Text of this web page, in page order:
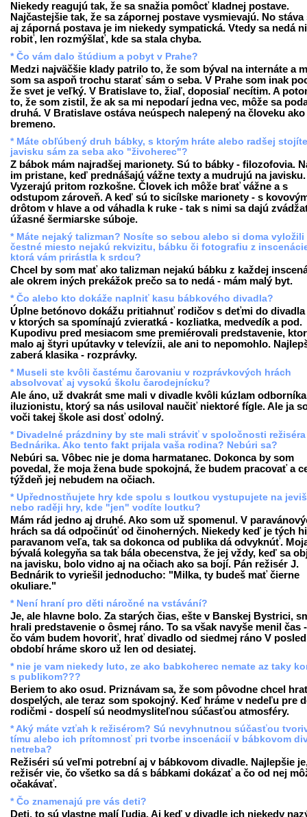
Niekedy reagujú tak, že sa snažia pomôcť kladnej postave.
Najčastejšie tak, že sa zápornej postave vysmievajú. No stáva
aj záporná postava je im niekedy sympatická. Vtedy sa nedá
robiť, len rozmýšlať, kde sa stala chyba.
* Čo vám dalo štúdium a pobyt v Prahe?
Medzi najväčšie klady patrilo to, že som býval na internáte a
som sa aspoň trochu starať sám o seba. V Prahe som inak
že svet je veľký. V Bratislave to, žiaľ, doposiaľ necítim. A
to, že som zistil, že ak sa mi nepodarí jedna vec, môže sa
druhá. V Bratislave ostáva neúspech nalepený na človeku ako
bremeno.
* Máte obľúbený druh bábky, s ktorým hráte alebo radšej
javisku sám za seba ako "živoherec"?
Z bábok mám najradšej marionety. Sú to bábky - filozofovia.
im pristane, keď prednášajú vážne texty a mudrujú na javisku.
Vyzerajú pritom rozkošne. Človek ich môže brať vážne a s
odstupom zároveň. A keď sú to sicílske marionety - s
drôtom v hlave a od váhadla k ruke - tak s nimi sa dajú
úžasné šermiarske súboje.
* Máte nejaký talizman? Nosíte so sebou alebo si doma vyložili
čestné miesto nejakú rekvizitu, bábku či fotografiu z
ktorá vám prirástla k srdcu?
Chcel by som mať ako talizman nejakú bábku z každej
ale okrem iných prekážok prečo sa to nedá - mám malý byt.
* Čo alebo kto dokáže naplniť kasu bábkového divadla?
Úplne betónovo dokážu pritiahnuť rodičov s deťmi do
v ktorých sa spomínajú zvieratká - kozliatka, medvedík a pod.
Kupodivu pred mesiacom sme premiérovali predstavenie,
malo aj štyri upútavky v televízii, ale ani to nepomohlo.
zaberá klasika - rozprávky.
* Museli ste kvôli častému čarovaniu v rozprávkových hrách
absolvovať aj vysokú školu čarodejnícku?
Ale áno, už dvakrát sme mali v divadle kvôli kúzlam odborníka
iluzionistu, ktorý sa nás usiloval naučiť niektoré fígle. Ale ja
voči takej škole asi dosť odolný.
* Divadelné prázdniny by ste mali stráviť v spoločnosti režiséra
Bednárika. Ako tento fakt prijala vaša rodina? Nebúri sa?
Nebúri sa. Vôbec nie je doma harmatanec. Dokonca by som
povedal, že moja žena bude spokojná, že budem pracovať a
týždeň jej nebudem na očiach.
* Upřednostňujete hry kde spolu s loutkou vystupujete na
nebo raději hry, kde "jen" vodíte loutku?
Mám rád jedno aj druhé. Ako som už spomenul. V
hrách sa dá odpočinúť od činoherných. Niekedy keď je tých
paravanom veľa, tak sa dokonca od publika dá odvyknúť.
bývalá kolegyňa sa tak bála obecenstva, že jej vždy, keď sa
na javisku, bolo vidno aj na očiach ako sa bojí. Pán režisér J.
Bednárik to vyriešil jednoducho: "Milka, ty budeš mať čierne
okuliare."
* Není hraní pro děti náročné na vstávání?
Je, ale hlavne bolo. Za starých čias, ešte v Banskej Bystrici,
hrali predstavenie o ôsmej ráno. To sa však navyše menil čas
čo vám budem hovoriť, hrať divadlo od siedmej ráno V
období hráme skoro už len od desiatej.
* nie je vam niekedy luto, ze ako babkoherec nemate az taky
s publikom???
Beriem to ako osud. Priznávam sa, že som pôvodne chcel
dospelých, ale teraz som spokojný. Keď hráme v nedeľu pre
rodičmi - dospelí sú neodmysliteľnou súčasťou atmosféry.
* Aký máte vzťah k režisérom? Sú nevyhnutnou súčasťou
tímu alebo ich prítomnosť pri tvorbe inscenácií v bábkovom
netreba?
Režiséri sú veľmi potrební aj v bábkovom divadle. Najlepšie
režisér vie, čo všetko sa dá s bábkami dokázať a čo od nej
očakávať.
* Čo znamenajú pre vás deti?
Deti, to sú vlastne malí ľudia. Aj keď v divadle ich niekedy